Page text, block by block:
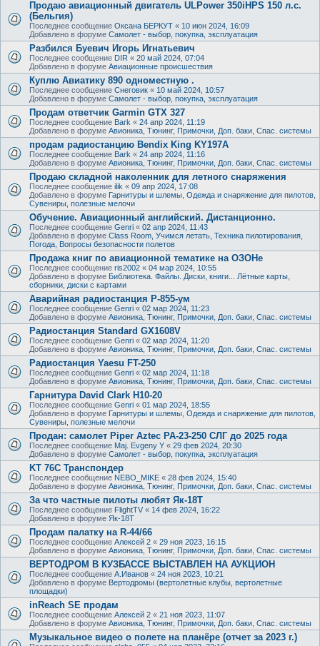
Продаю авиационный двигатель ULPower 350iHPS 150 л.с.
(Бельгия)
Последнее сообщение Оксана БЕРКУТ « 10 июн 2024, 16:09
Добавлено в форуме Самолет - выбор, покупка, эксплуатация
Разбился Буевич Игорь Игнатьевич
Последнее сообщение DIR « 20 май 2024, 07:04
Добавлено в форуме Авиационные происшествия
Куплю Авиатику 890 одноместную .
Последнее сообщение Снеговик « 10 май 2024, 10:57
Добавлено в форуме Самолет - выбор, покупка, эксплуатация
Продам ответчик Garmin GTX 327
Последнее сообщение Bark « 24 апр 2024, 11:19
Добавлено в форуме Авионика, Тюнинг, Примочки, Доп. баки, Спас. системы
продам радиостанцию Bendix King KY197A
Последнее сообщение Bark « 24 апр 2024, 11:16
Добавлено в форуме Авионика, Тюнинг, Примочки, Доп. баки, Спас. системы
Продаю складной наколенник для летного снаряжения
Последнее сообщение ilik « 09 апр 2024, 17:08
Добавлено в форуме Гарнитуры и шлемы, Одежда и снаряжение для пилотов,
Сувениры, полезные мелочи
Обучение. Авиационный английский. Дистанционно.
Последнее сообщение Genri « 02 апр 2024, 11:43
Добавлено в форуме Class Room, Учимся летать, Техника пилотирования,
Погода, Вопросы безопасности полетов
Продажа книг по авиационной тематике на ОЗОНе
Последнее сообщение ris2002 « 04 мар 2024, 10:55
Добавлено в форуме Библиотека. Файлы. Диски, книги... Лётные карты,
сборники, диски с картами
Аварийная радиостанция Р-855-ум
Последнее сообщение Genri « 02 мар 2024, 11:23
Добавлено в форуме Авионика, Тюнинг, Примочки, Доп. баки, Спас. системы
Радиостанция Standard GX1608V
Последнее сообщение Genri « 02 мар 2024, 11:20
Добавлено в форуме Авионика, Тюнинг, Примочки, Доп. баки, Спас. системы
Радиостанция Yaesu FT-250
Последнее сообщение Genri « 02 мар 2024, 11:18
Добавлено в форуме Авионика, Тюнинг, Примочки, Доп. баки, Спас. системы
Гарнитура David Clark H10-20
Последнее сообщение Genri « 01 мар 2024, 18:55
Добавлено в форуме Гарнитуры и шлемы, Одежда и снаряжение для пилотов,
Сувениры, полезные мелочи
Продан: самолет Piper Aztec PA-23-250 СЛГ до 2025 года
Последнее сообщение Maj. Evgeny Y « 29 фев 2024, 20:30
Добавлено в форуме Самолет - выбор, покупка, эксплуатация
KT 76C Транспондер
Последнее сообщение NEBO_MIKE « 28 фев 2024, 15:40
Добавлено в форуме Авионика, Тюнинг, Примочки, Доп. баки, Спас. системы
За что частные пилоты любят Як-18Т
Последнее сообщение FlightTV « 14 фев 2024, 16:22
Добавлено в форуме Як-18Т
Продам палатку на R-44/66
Последнее сообщение Алексей 2 « 29 ноя 2023, 16:15
Добавлено в форуме Авионика, Тюнинг, Примочки, Доп. баки, Спас. системы
ВЕРТОДРОМ В КУЗБАССЕ ВЫСТАВЛЕН НА АУКЦИОН
Последнее сообщение А.Иванов « 24 ноя 2023, 10:21
Добавлено в форуме Вертодромы (вертолетные клубы, вертолетные
площадки)
inReach SE продам
Последнее сообщение Алексей 2 « 21 ноя 2023, 11:07
Добавлено в форуме Авионика, Тюнинг, Примочки, Доп. баки, Спас. системы
Музыкальное видео о полете на планёре (отчет за 2023 г.)